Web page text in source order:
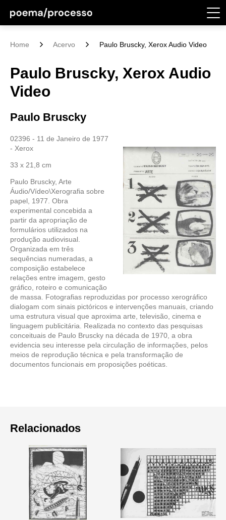
Home Acervo Paulo Bruscky, Xerox Audio Video
Paulo Bruscky, Xerox Audio
Video
Paulo Bruscky
02396 - 11 de Janeiro de 1977
- Xerox
33 x 21,8 cm
Paulo Bruscky, Arte
Áudio/Vídeo\Xerografia sobre
papel, 1977. Obra
experimental concebida a
partir da apropriação de
formulários utilizados na
produção audiovisual.
Organizada em três
sequências numeradas, a
composição estabelece
relações entre imagem, gesto
gráfico, roteiro e comunicação
de massa. Fotografias reproduzidas por processo xerográfico
dialogam com sinais pictóricos e intervenções manuais, criando
uma estrutura visual que aproxima arte, televisão, cinema e
linguagem publicitária. Realizada no contexto das pesquisas
conceituais de Paulo Bruscky na década de 1970, a obra
evidencia seu interesse pela circulação de informações, pelos
meios de reprodução técnica e pela transformação de
documentos funcionais em proposições poéticas.
Relacionados